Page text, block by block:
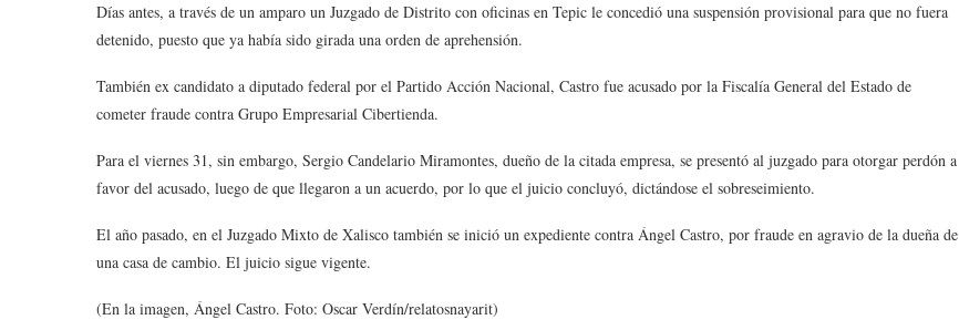
Días antes, a través de un amparo un Juzgado de Distrito con oficinas en Tepic le concedió una suspensión provisional para que no fuera
detenido, puesto que ya había sido girada una orden de aprehensión.
También ex candidato a diputado federal por el Partido Acción Nacional, Castro fue acusado por la Fiscalía General del Estado de
cometer fraude contra Grupo Empresarial Cibertienda.
Para el viernes 31, sin embargo, Sergio Candelario Miramontes, dueño de la citada empresa, se presentó al juzgado para otorgar perdón a
favor del acusado, luego de que llegaron a un acuerdo, por lo que el juicio concluyó, dictándose el sobreseimiento.
El año pasado, en el Juzgado Mixto de Xalisco también se inició un expediente contra Ángel Castro, por fraude en agravio de la dueña de
una casa de cambio. El juicio sigue vigente.
(En la imagen, Ángel Castro. Foto: Oscar Verdín/relatosnayarit)